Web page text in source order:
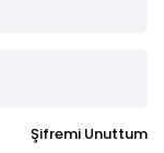
Şifremi Unuttum